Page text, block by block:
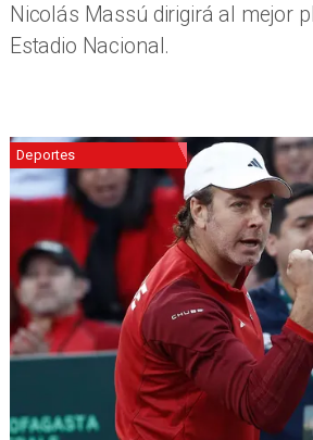
Nicolás Massú dirigirá al mejor
Estadio Nacional.
Deportes